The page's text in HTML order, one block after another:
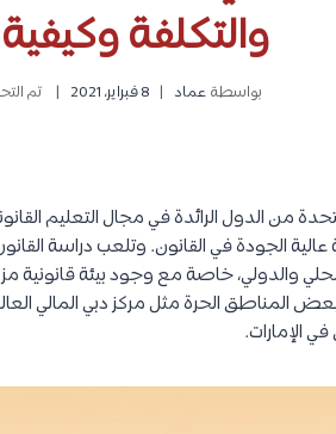
والتكلفة
بواسطة عماد 8 فبراير، 2021 تم
من الدول الرائدة في مجال التعليم
الجودة في القانون. وتلعب دراسة
والدولي، خاصة مع وجود بيئة
بعض المناطق الحرة مثل مركز دبي المالي
الإمارات.